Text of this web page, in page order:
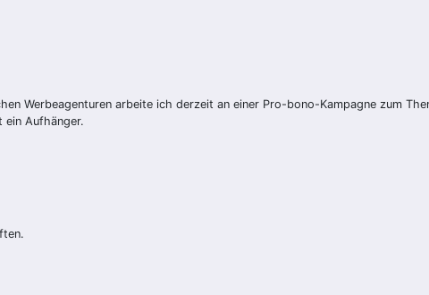
Werbeagenturen arbeite ich derzeit an einer Pro-bono-Kampagne zum
Aufhänger.